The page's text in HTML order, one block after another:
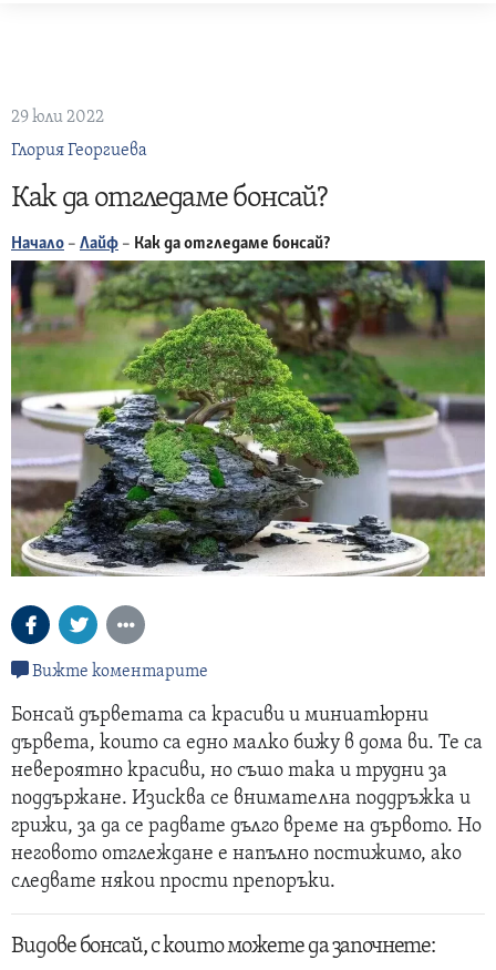
29 юли 2022
Глория Георгиева
Как да отгледаме бонсай?
Начало – Лайф – Как да отгледаме бонсай?
Вижте коментарите
Бонсай дърветата са красиви и миниатюрни
дървета, които са едно малко бижу в дома ви. Те са
невероятно красиви, но съшо така и трудни за
поддържане. Изисква се внимателна поддръжка и
грижи, за да се радвате дълго време на дървото. Но
неговото отглеждане е напълно постижимо, ако
следвате някои прости препоръки.
Видове бонсай, с които можете да започнете: